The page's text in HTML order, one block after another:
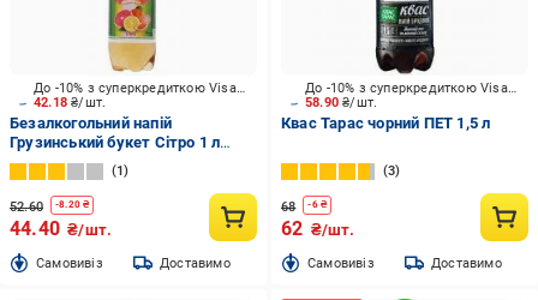
42.18₴/шт.
До -10% з суперкредиткою Visa Вигода
Безалкогольний напій
Грузинський букет Сітро 1 л
(4820137800504)
1
52.60 -8.20 ₴
44.40 ₴/шт.
Cамовивіз Доставимо
58.90₴/шт.
До -10% з суперкредиткою Visa Вигода
Квас Тарас чорний ПЕТ 1,5 л
3
68 -6₴
62 ₴/шт.
Cамовивіз Доставимо